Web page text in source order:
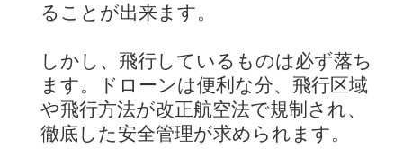
ることが出来ます。
しかし、飛行しているものは必ず落ち
ます。ドローンは便利な分、飛行区域
や飛行方法が改正航空法で規制され、
徹底した安全管理が求められます。